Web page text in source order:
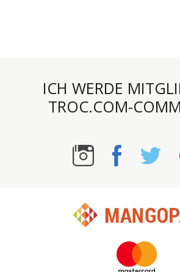
ICH WERDE
TROC.COM-